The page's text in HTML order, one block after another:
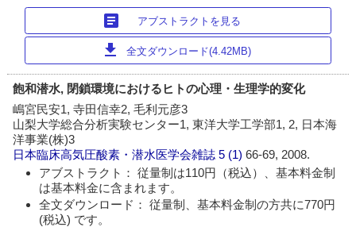
article アブストラクトを見る
download 全文ダウンロード(4.42MB)
飽和潜水, 閉鎖環境におけるヒトの心理・生理学的変化
嶋宮民安1, 寺田信幸2, 毛利元彦3
山梨大学総合分析実験センター1, 東洋大学工学部1, 2, 日本海
洋事業(株)3
日本臨床高気圧酸素・潜水医学会雑誌 5 (1)66-69, 2008.
アブストラクト： 従量制は110円（税込）、基本料金制
は基本料金に含まれます。
全文ダウンロード： 従量制、基本料金制の方共に770円
(税込) です。